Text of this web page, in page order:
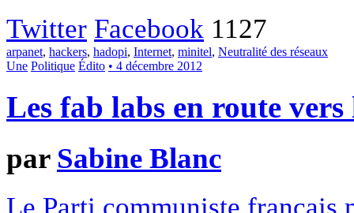
Twitter Facebook 1127
arpanet, hackers, hadopi, Internet, minitel, Neutralité des réseaux
Une Politique Édito • 4 décembre 2012
Les fab labs en route
par Sabine Blanc
Le Parti communiste français